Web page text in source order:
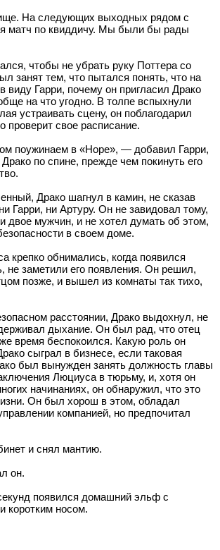
На следующих выходных рядом с
матч по квиддичу. Мы были бы рады
чтобы не убрать руку Поттера со
занят тем, что пытался понять, что на
виду Гарри, почему он пригласил Драко
на что угодно. В толпе вспыхнули
устраивать сцену, он поблагодарил
проверит свое расписание.
поужинаем в «Норе», — добавил Гарри,
по спине, прежде чем покинуть его
Драко шагнул в камин, не сказав
Гарри, ни Артуру. Он не завидовал тому,
двое мужчин, и не хотел думать об этом,
в своем доме.
крепко обнимались, когда появился
не заметили его появления. Он решил,
позже, и вышел из комнаты так тихо,
расстоянии, Драко выдохнул, не
дыхание. Он был рад, что отец
время беспокоился. Какую роль он
сыграл в бизнесе, если таковая
был вынужден занять должность главы
Люциуса в тюрьму, и, хотя он
начинаниях, он обнаружил, что это
Он был хорош в этом, обладал
компанией, но предпочитал
и снял мантию.
он.
появился домашний эльф с
коротким носом.